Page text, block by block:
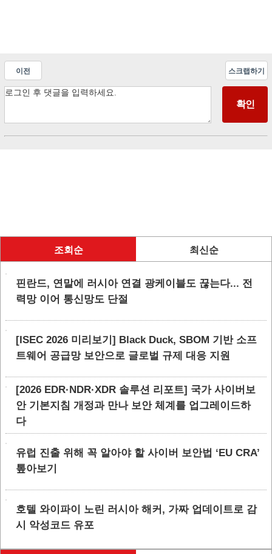
이전 스크랩하기
조회순 최신순
핀란드, 연말에 러시아 연결 광케이블도 끊는다... 전
력망 이어 통신망도 단절
[ISEC 2026 미리보기] Black Duck, SBOM 기반 소프
트웨어 공급망 보안으로 글로벌 규제 대응 지원
[2026 EDR·NDR·XDR 솔루션 리포트] 국가 사이버보
안 기본지침 개정과 만나 보안 체계를 업그레이드하
다
유럽 진출 위해 꼭 알아야 할 사이버 보안법 ‘EU CRA’
톺아보기
호텔 와이파이 노린 러시아 해커, 가짜 업데이트로 감
시 악성코드 유포